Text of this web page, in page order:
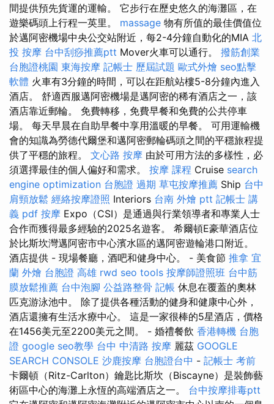
間提供預先貨運的運輸。 它步行在歷史悠久的海灘區，在
遊樂碼頭上行程一英里。 massage 物有所值的最佳價值位
於邁阿密機場中央公交站附近，每2-4分鐘自動化的MIA 北
投 按摩 台中刮痧推薦ptt Mover火車可以通行。 撥筋創業
台胞證桃園 東海按摩 記帳士 歷屆試題 歐式外燴 seo點擊
軟體 火車有3分鐘的時間，可以在距航站樓5-8分鐘內進入
酒店。 舒適西服邁阿密機場是邁阿密的稀有酒店之一，該
酒店靠近郵輪。 免費轉移，免費早餐和免費的公共停車
場。 每天早晨在自助早餐中享用溫暖的早餐。 可用運輸機
會的知識為勞德代爾堡和邁阿密郵輪碼頭之間的平穩旅程提
供了平穩的旅程。 文心路 按摩 由於可用方法的多樣性，必
須選擇最佳的個人偏好和需求。 按摩 課程 Cruise search
engine optimization 台胞證 過期 草屯按摩推薦 Ship 台中
肩頸放鬆 經絡按摩證照 Interiors 台南 外燴 ptt 記帳士 講
義 pdf 按摩 Expo（CSI）是通過與行業領導者和專業人士
合作而獲得最多經驗的2025名遊客。 希爾頓E豪華酒店位
於比斯坎灣邁阿密市中心濱水區的邁阿密遊輪港口附近。
酒店提供 - 現場餐廳，酒吧和健身中心。 - 美食節 推拿 宜
蘭 外燴 台胞證 高雄 rwd seo tools 按摩師證照班 台中筋
膜放鬆推薦 台中泡腳 公益路整骨 記帳 休息在覆蓋的奧林
匹克游泳池中。 除了提供各種活動的健身和健康中心外，
酒店還擁有生活水療中心。 這是一家很棒的5星酒店，價格
在1456美元至2200美元之間。 - 婚禮餐飲 香港轉機 台胞
證 google seo教學 台中 中清路 按摩 麗茲 GOOGLE
SEARCH CONSOLE 沙鹿按摩 台胞證台中 - 記帳士 考前
卡爾頓（Ritz-Carlton）鑰匙比斯坎（Biscayne）是裝飾藝
術區中心的海灘上永恆的高端酒店之一。 台中按摩排毒ptt